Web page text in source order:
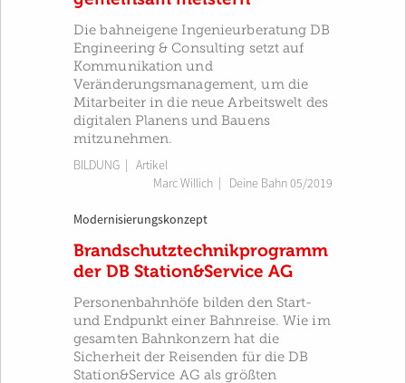
Die bahneigene Ingenieurberatung DB
Engineering & Consulting setzt auf
Kommunikation und
Veränderungsmanagement, um die
Mitarbeiter in die neue Arbeitswelt des
digitalen Planens und Bauens
mitzunehmen.
BILDUNG | Artikel
Marc Willich
Deine Bahn 05/2019
Modernisierungskonzept
Brandschutztechnikprogramm
der DB Station&Service AG
Personenbahnhöfe bilden den Start-
und Endpunkt einer Bahnreise. Wie im
gesamten Bahnkonzern hat die
Sicherheit der Reisenden für die DB
Station&Service AG als größten